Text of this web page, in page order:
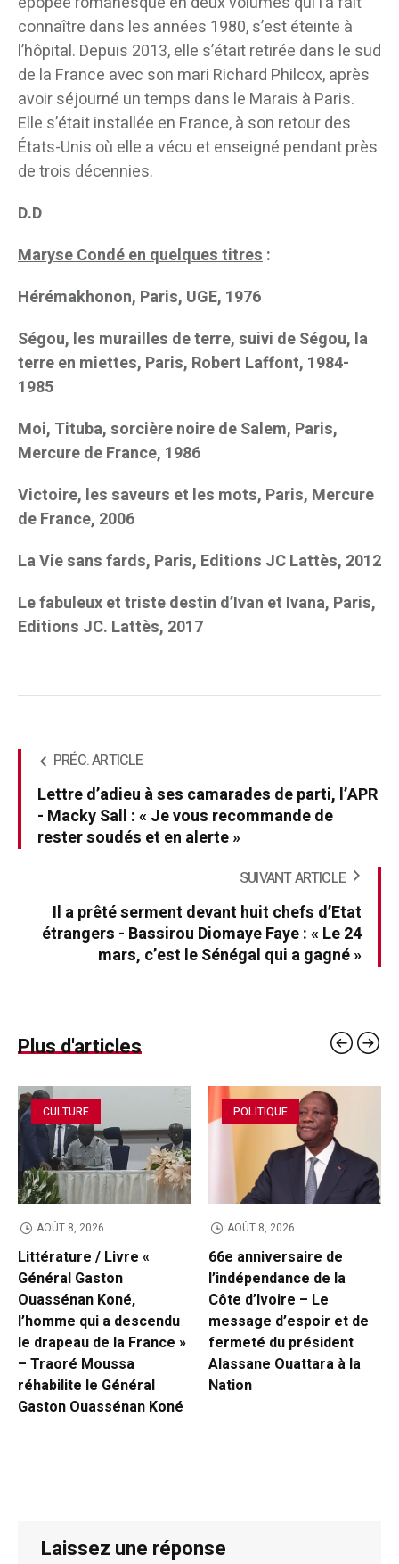
connaître dans les années 1980, s’est éteinte à
l’hôpital. Depuis 2013, elle s’était retirée dans le sud
de la France avec son mari Richard Philcox, après
avoir séjourné un temps dans le Marais à Paris.
Elle s’était installée en France, à son retour des
États-Unis où elle a vécu et enseigné pendant près
de trois décennies.
D.D
Maryse Condé en quelques titres:
Hérémakhonon, Paris, UGE, 1976
Ségou, les murailles de terre, suivi de Ségou, la
terre en miettes, Paris, Robert Laffont, 1984-
1985
Moi, Tituba, sorcière noire de Salem, Paris,
Mercure de France, 1986
Victoire, les saveurs et les mots, Paris, Mercure
de France, 2006
La Vie sans fards, Paris, Editions JC Lattès, 2012
Le fabuleux et triste destin d’Ivan et Ivana, Paris,
Editions JC. Lattès, 2017
PRÉC. ARTICLE
Lettre d’adieu à ses camarades de parti, l’APR
- Macky Sall : « Je vous recommande de
rester soudés et en alerte »
SUIVANT ARTICLE
Il a prêté serment devant huit chefs d’Etat
étrangers - Bassirou Diomaye Faye : « Le 24
mars, c’est le Sénégal qui a gagné »
Plus d'articles
CULTURE
AOÛT 8, 2026
Littérature / Livre «
Général Gaston
Ouassénan Koné,
l’homme qui a descendu
le drapeau de la France »
– Traoré Moussa
réhabilite le Général
Gaston Ouassénan Koné
POLITIQUE
AOÛT 8, 2026
66e anniversaire de
l’indépendance de la
Côte d’Ivoire – Le
message d’espoir et de
fermeté du président
Alassane Ouattara à la
Nation
Laissez une réponse